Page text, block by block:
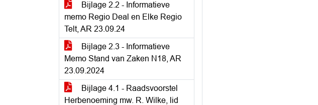
Bijlage 2.2 - Informatieve
memo Regio Deal en Elke Regio
Telt, AR 23.09.24
Bijlage 2.3 - Informatieve
Memo Stand van Zaken N18, AR
23.09.2024
Bijlage 4.1 - Raadsvoorstel
Herbenoeming mw. R. Wilke, lid